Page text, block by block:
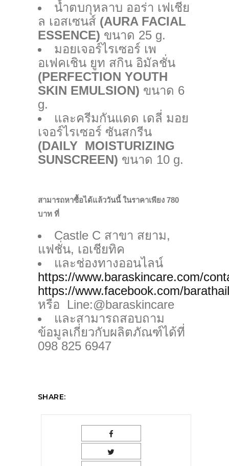
น้ำตบกุหลาบ ออร่า เฟเชีย
ล เอสเซนส์ (AURA FACIAL
ESSENCE) ขนาด 25 g.
มอยเจอร์ไรเซอร์ เพ
อเฟคเชิน ยูท สกิน อิมัลชั่น
(PERFECTION YOUTH
SKIN EMULSION) ขนาด 6
g.
และครีมกันแดด เดลี่ มอย
เจอร์ไรเซอร์ ซันสกรีน
(DAILY MOISTURIZING
SUNSCREEN) ขนาด 10 g.
สามารถหาซื้อได้แล้ววันนี้ ในราคาเพียง 780
บาท ที่
Castle C สาขา สยาม,
แฟชั่น, เอเชียทิค
และช่องทางออนไลน์
https://www.baraskincare.com/
https://www.facebook.com/
หรือ Line:@baraskincare
และสามารถสอบถาม
ข้อมูลเกี่ยวกับผลิตภัณฑ์ได้ที่
098 825 6947
SHARE: